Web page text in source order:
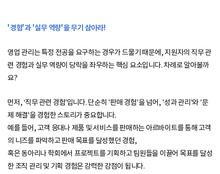
'경험'과 '실무 역량'을 무기 삼아라!
영업 관리는 특정 전공을 요구하는 경우가 드물기 때문에, 지원자의 직무 관
련 경험과 실무 역량이 당락을 좌우하는 핵심 요소입니다. 차례로 알아볼까
요?
먼저, ‘직무 관련 경험’입니다. 단순히 '판매 경험'을 넘어, '성과 관리'와 '문
제 해결'을 경험한 스토리가 중요합니다.
예를 들어, 고객 응대나 제품 및 서비스를 판매하는 아르바이트를 통해 고객
의 니즈를 파악하고 판매 목표를 달성했던 경험,
혹은 동아리나 학회에서 프로젝트를 기획하고 팀원들을 이끌어 목표를 달성
한 조직 관리 및 기획 경험은 강력한 강점이 됩니다.